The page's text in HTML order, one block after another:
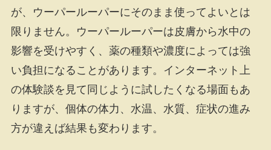
が、ウーパールーパーにそのまま使ってよいとは
限りません。ウーパールーパーは皮膚から水中の
影響を受けやすく、薬の種類や濃度によっては強
い負担になることがあります。インターネット上
の体験談を見て同じように試したくなる場面もあ
りますが、個体の体力、水温、水質、症状の進み
方が違えば結果も変わります。